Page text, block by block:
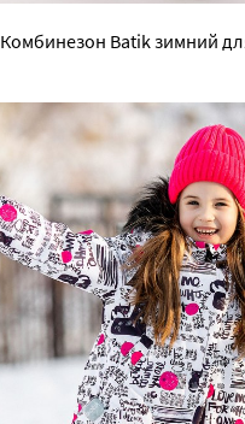
Комбинезон Batik зимний